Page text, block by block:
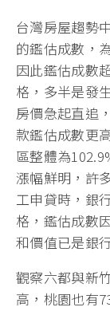
台灣房屋趨勢
的鑑估成數，
因此鑑估成數
格，多半是發
房價急起直追
款鑑估成數更
區整體為
漲幅鮮明，許
工申貸時，銀
格，鑑估成數
和價值已是銀
觀察六都與新
高，桃園也有